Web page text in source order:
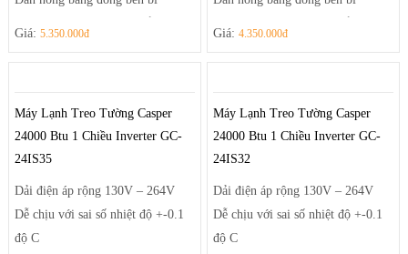
Giá:5.350.000đ Giá: 4.350.000đ
Máy Lạnh Treo Tường Casper
24000 Btu 1 Chiều Inverter GC-
24IS35
Dải điện áp rộng 130V – 264V
Dễ chịu với sai số nhiệt độ +-0.1
độ C
Máy Lạnh Treo Tường Casper
24000 Btu 1 Chiều Inverter GC-
24IS32
Dải điện áp rộng 130V – 264V
Dễ chịu với sai số nhiệt độ +-0.1
độ C